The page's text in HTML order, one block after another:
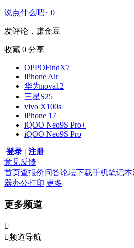
说点什么吧~ 0
发评论，赚金豆
收藏 0 分享
OPPOFindX7
iPhone Air
华为nova12
三星S25
vivo X100s
iPhone 17
iQOO Neo9S Pro+
iQOO Neo9S Pro
登录 | 注册
意见反馈
首页查报价问答论坛下载手机笔记本
器办公打印 更多
更多频道

频道导航